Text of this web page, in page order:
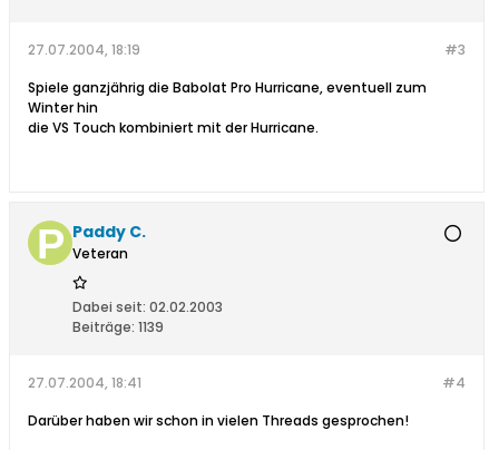
#3
27.07.2004, 18:19
Spiele ganzjährig die Babolat Pro Hurricane, eventuell zum
Winter hin
die VS Touch kombiniert mit der Hurricane.
Paddy C.
Veteran
Dabei seit: 02.02.2003
Beiträge: 1139
#4
27.07.2004, 18:41
Darüber haben wir schon in vielen Threads gesprochen!